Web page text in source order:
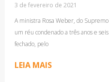
3 de fevereiro de 2021
A ministra Rosa Weber, do
um réu condenado a três anos e
fechado, pelo
LEIA MAIS